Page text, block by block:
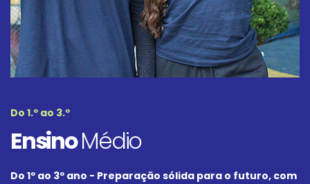
Do 1.º ao 3.º
EnsinoMédio
Do 1º ao 3º ano - Preparação sólida para o futuro, com